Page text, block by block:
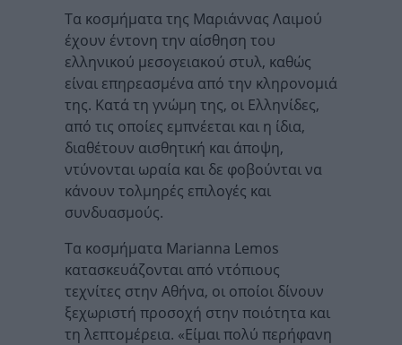
Τα κοσμήματα της Μαριάννας Λαιμού
έχουν έντονη την αίσθηση του
ελληνικού μεσογειακού στυλ, καθώς
είναι επηρεασμένα από την κληρονομιά
της. Κατά τη γνώμη της, οι Ελληνίδες,
από τις οποίες εμπνέεται και η ίδια,
διαθέτουν αισθητική και άποψη,
ντύνονται ωραία και δε φοβούνται να
κάνουν τολμηρές επιλογές και
συνδυασμούς.
Τα κοσμήματα Marianna Lemos
κατασκευάζονται από ντόπιους
τεχνίτες στην Αθήνα, οι οποίοι δίνουν
ξεχωριστή προσοχή στην ποιότητα και
τη λεπτομέρεια. «Είμαι πολύ περήφανη